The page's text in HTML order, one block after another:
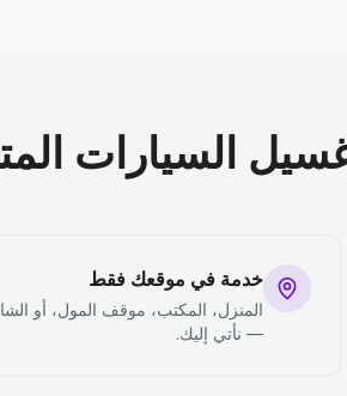
السيارات
خدمة في موقعك فقط
المنزل، المكتب، موقف المول، أو
— نأتي إليك.